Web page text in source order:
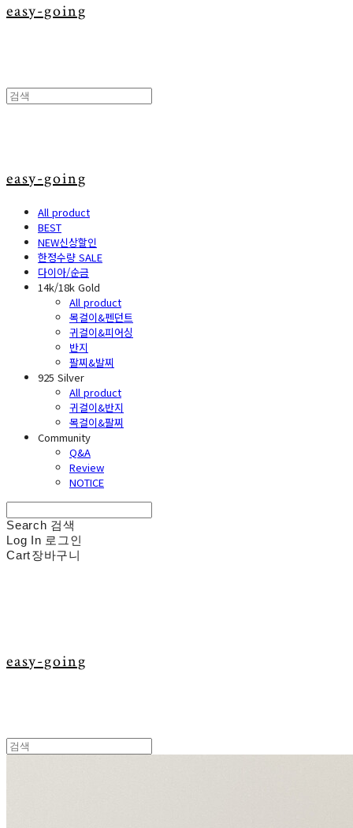
easy-going
easy-going
All product
BEST
NEW신상할인
한정수량 SALE
다이아/순금
14k/18k Gold
All product
목걸이&펜던트
귀걸이&피어싱
반지
팔찌&발찌
925 Silver
All product
귀걸이&반지
목걸이&팔찌
Community
Q&A
Review
NOTICE
Search 검색
Log In 로그인
Cart장바구니
easy-going